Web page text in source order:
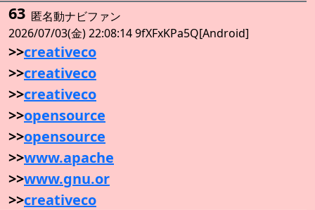
63 匿名動ナビファン
2026/07/03(金) 22:08:14 9fXFxKPa5Q[Android]
>>creativeco
>>creativeco
>>creativeco
>>opensource
>>opensource
>>www.apache
>>www.gnu.or
>>creativeco